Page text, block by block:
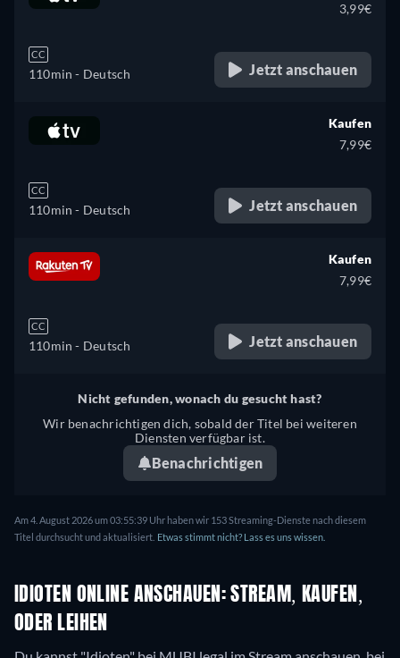
CC
110min - Deutsch
3,99€
Jetzt anschauen
CC
110min - Deutsch
Kaufen
7,99€
Jetzt anschauen
CC
110min - Deutsch
Kaufen
7,99€
Jetzt anschauen
Nicht gefunden, wonach du gesucht hast?
Wir benachrichtigen dich, sobald der Titel bei weiteren
Diensten verfügbar ist.
Benachrichtigen
Am 4. August 2026 um 03:55:39 Uhr haben wir 153 Streaming-Dienste nach diesem
Titel durchsucht und aktualisiert. Etwas stimmt nicht? Lass es uns wissen.
IDIOTEN ONLINE ANSCHAUEN: STREAM, KAUFEN,
ODER LEIHEN